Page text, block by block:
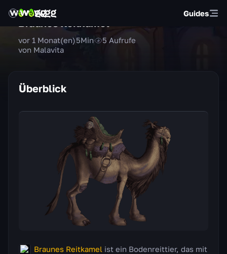
Guides
von Malavita
vor 1 Monat(en)5Min 5 Aufrufe
Überblick
Braunes Reitkamel ist ein Bodenreittier, das mit